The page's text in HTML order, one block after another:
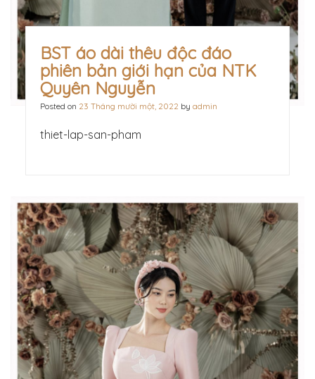
BST áo dài thêu độc đáo
phiên bản giới hạn của NTK
Quyên Nguyễn
Posted on 23 Tháng mười một, 2022 by admin
thiet-lap-san-pham